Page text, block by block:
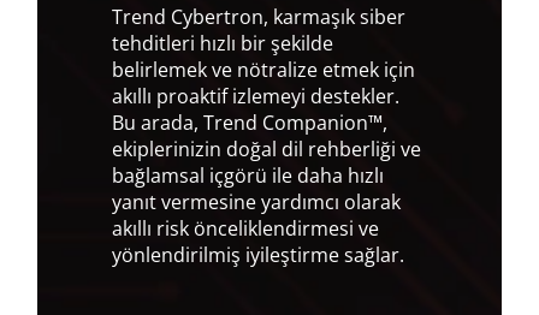
Trend Cybertron, karmaşık siber
tehditleri hızlı bir şekilde
belirlemek ve nötralize etmek için
akıllı proaktif izlemeyi destekler.
Bu arada, Trend Companion™,
ekiplerinizin doğal dil rehberliği ve
bağlamsal içgörü ile daha hızlı
yanıt vermesine yardımcı olarak
akıllı risk önceliklendirmesi ve
yönlendirilmiş iyileştirme sağlar.